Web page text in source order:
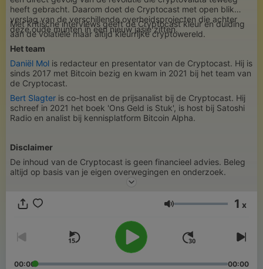
heeft gebracht. Daarom doet de Cryptocast met open blik
verslag van de verschillende overheidsprojecten die achter
deze oude munten in een nieuw jasje zitten.
Met kritische interviews geeft de Cryptocast kleur en duiding
aan de volatiele maar altijd kleurrijke cryptowereld.
Het team
Daniël Mol is redacteur en presentator van de Cryptocast. Hij is
sinds 2017 met Bitcoin bezig en kwam in 2021 bij het team van
de Cryptocast.
Bert Slagter is co-host en de prijsanalist bij de Cryptocast. Hij
schreef in 2021 het boek 'Ons Geld is Stuk', is host bij Satoshi
Radio en analist bij kennisplatform Bitcoin Alpha.
Disclaimer
De inhoud van de Cryptocast is geen financieel advies. Beleg
altijd op basis van je eigen overwegingen en onderzoek.
Volume 1 x
00:00 00:00